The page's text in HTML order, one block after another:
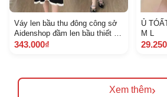
Váy len bầu thu đông công sở
Aidenshop đầm len bầu thiết kế
dài
343.000₫
Ủ
M L
Xem thêm›